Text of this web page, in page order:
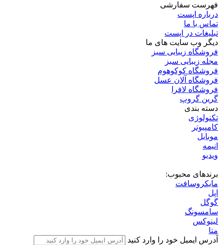
فهرست سفارشی
درباره اپست
تماس با ما
تبلیغات در اپست
دیگر وب سایت های ما
فروشگاه زیبایی سبز
مجله زیبایی سبز
فروشگاه کوکوهوم
فروشگاه آلان عسل
فروشگاه لافرا
گرین گروپ
دسته بندی
تکنولوژی
کامپیوتر
موبایل
انیمه
ویدیو
برندهای محبوب:
مایکروسافت
اپل
گوگل
سامسونگ
لینوکس
متا
آدرس ایمیل خود را وارد کنید